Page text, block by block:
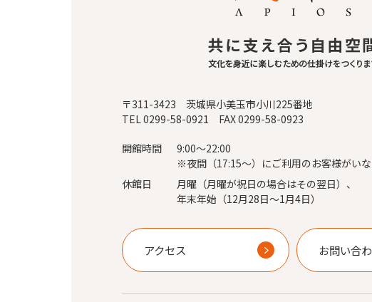
〒311-3423 茨城県小美玉市小川225番地
TEL 0299-58-0921 FAX 0299-58-0923
開館時間
9:00～22:00
※夜間（17:15～）にご利用のお客様がい
休館日
月曜（月曜が祝日の場合はその翌日）、
年末年始（12月28日～1月4日）
アクセス お問い合